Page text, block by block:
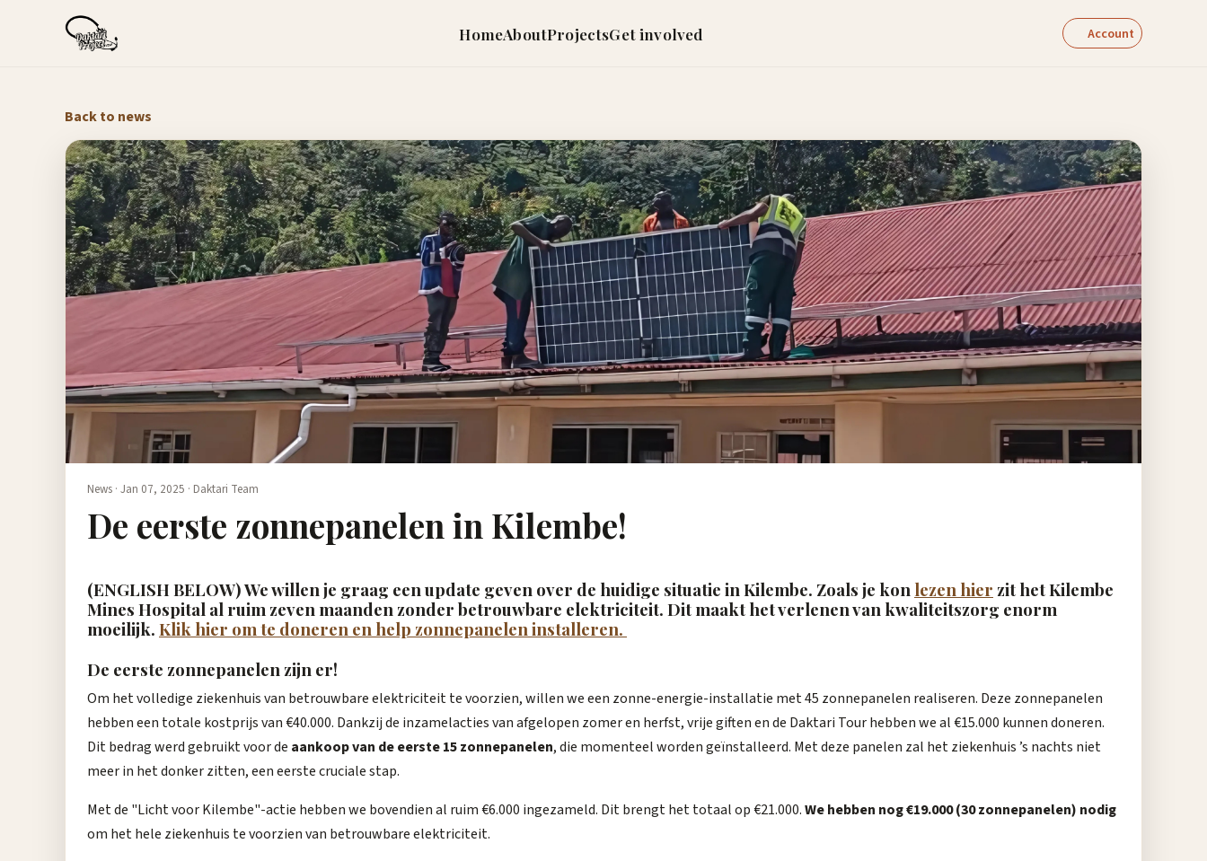
HomeAboutProjectsGet involved Account
Back to news
News · Jan 07, 2025 · Daktari Team
De eerste zonnepanelen in Kilembe!
(ENGLISH BELOW)We willen je graag een update geven over de huidige situatie in Kilembe. Zoals je kon lezen hier zit het Kilembe
Mines Hospital al ruim zeven maanden zonder betrouwbare elektriciteit. Dit maakt het verlenen van kwaliteitszorg enorm
moeilijk. Klik hier om te doneren en help zonnepanelen installeren.
De eerste zonnepanelen zijn er!
Om het volledige ziekenhuis van betrouwbare elektriciteit te voorzien, willen we een zonne-energie-installatie met 45 zonnepanelen realiseren. Deze zonnepanelen
hebben een totale kostprijs van €40.000. Dankzij de inzamelacties van afgelopen zomer en herfst, vrije giften en de Daktari Tour hebben we al €15.000 kunnen doneren.
Dit bedrag werd gebruikt voor de aankoop van de eerste 15 zonnepanelen, die momenteel worden geïnstalleerd. Met deze panelen zal het ziekenhuis ’s nachts niet
meer in het donker zitten, een eerste cruciale stap.
Met de "Licht voor Kilembe"-actie hebben we bovendien al ruim €6.000 ingezameld. Dit brengt het totaal op €21.000.We hebben nog €19.000 (30 zonnepanelen) nodig
om het hele ziekenhuis te voorzien van betrouwbare elektriciteit.